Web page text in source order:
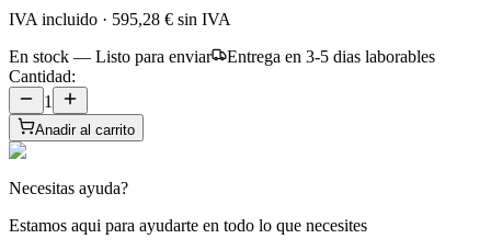
IVA incluido · 595,28 € sin IVA
En stock — Listo para enviar
Entrega en 3-5 dias laborables
Cantidad:
1
Anadir al carrito
Necesitas ayuda?
Estamos aqui para ayudarte en todo lo que necesites